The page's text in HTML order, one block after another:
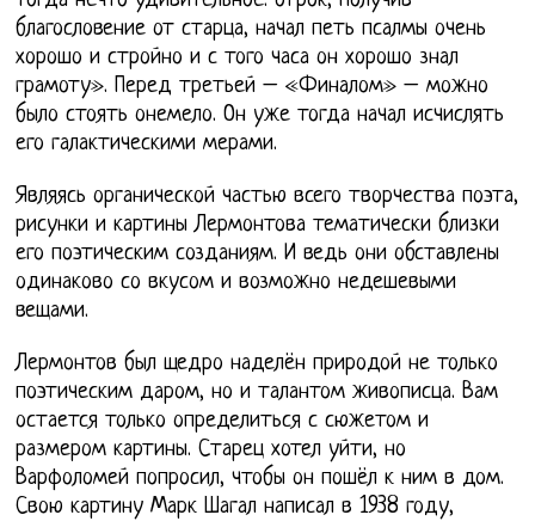
благословение от старца, начал петь псалмы очень
хорошо и стройно и с того часа он хорошо знал
грамоту». Перед третьей – «Финалом» – можно
было стоять онемело. Он уже тогда начал исчислять
его галактическими мерами.
Являясь органической частью всего творчества поэта,
рисунки и картины Лермонтова тематически близки
его поэтическим созданиям. И ведь они обставлены
одинаково со вкусом и возможно недешевыми
вещами.
Лермонтов был щедро наделён природой не только
поэтическим даром, но и талантом живописца. Вам
остается только определиться с сюжетом и
размером картины. Старец хотел уйти, но
Варфоломей попросил, чтобы он пошёл к ним в дом.
Свою картину Марк Шагал написал в 1938 году,